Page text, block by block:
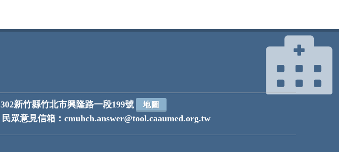
302新竹縣竹北市興隆路一段199號 地圖
民眾意見信箱：cmuhch.answer@tool.caaumed.org.tw